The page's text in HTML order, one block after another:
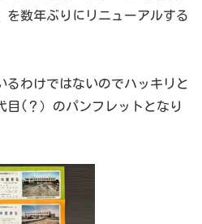
を数年ぶりにリニューアルする
るわけではないのでハッキリと
目(？）のパンフレットとなり